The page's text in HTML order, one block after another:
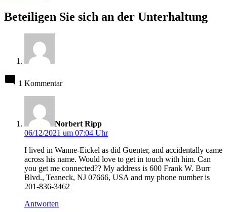
Beteiligen Sie sich an der Unterhaltung
1 Kommentar
Norbert Ripp
06/12/2021 um 07:04 Uhr
I lived in Wanne-Eickel as did Guenter, and accidentally came
across his name. Would love to get in touch with him. Can
you get me connected?? My address is 600 Frank W. Burr
Blvd., Teaneck, NJ 07666, USA and my phone number is
201-836-3462
Antworten